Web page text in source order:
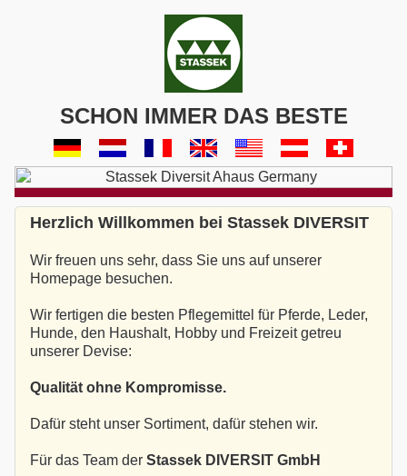
SCHON IMMER DAS BESTE
Herzlich Willkommen bei Stassek DIVERSIT
Wir freuen uns sehr, dass Sie uns auf unserer
Homepage besuchen.
Wir fertigen die besten Pflegemittel für Pferde, Leder,
Hunde, den Haushalt, Hobby und Freizeit getreu
unserer Devise:
Qualität ohne Kompromisse.
Dafür steht unser Sortiment, dafür stehen wir.
Für das Team der Stassek DIVERSIT GmbH